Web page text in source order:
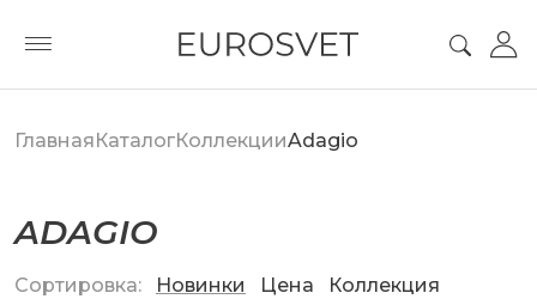
ГлавнаяКаталогКоллекцииAdagio
ADAGIO
Сортировка: Новинки Цена Коллекция